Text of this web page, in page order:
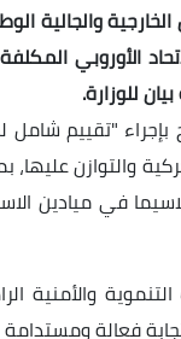
والجالية
الأوروبي
للوزارة.
"تقييم شامل
والتوازن
شهر نوفمبر 2025،
فعالة ومستدامة